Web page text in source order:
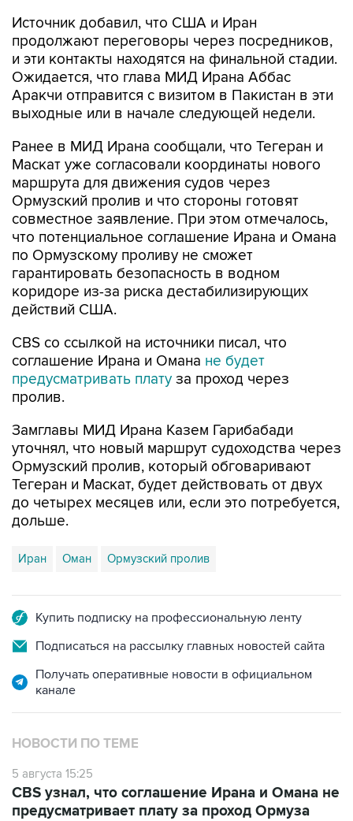
Источник добавил, что США и Иран
продолжают переговоры через посредников,
и эти контакты находятся на финальной стадии.
Ожидается, что глава МИД Ирана Аббас
Аракчи отправится с визитом в Пакистан в эти
выходные или в начале следующей недели.
Ранее в МИД Ирана сообщали, что Тегеран и
Маскат уже согласовали координаты нового
маршрута для движения судов через
Ормузский пролив и что стороны готовят
совместное заявление. При этом отмечалось,
что потенциальное соглашение Ирана и Омана
по Ормузскому проливу не сможет
гарантировать безопасность в водном
коридоре из-за риска дестабилизирующих
действий США.
CBS со ссылкой на источники писал, что
соглашение Ирана и Омана не будет
предусматривать плату за проход через
пролив.
Замглавы МИД Ирана Казем Гарибабади
уточнял, что новый маршрут судоходства через
Ормузский пролив, который обговаривают
Тегеран и Маскат, будет действовать от двух
до четырех месяцев или, если это потребуется,
дольше.
Иран Оман Ормузский пролив
Купить подписку на профессиональную ленту
Подписаться на рассылку главных новостей сайта
Получать оперативные новости в официальном
канале
НОВОСТИ ПО ТЕМЕ
5 августа 15:25
CBS узнал, что соглашение Ирана и Омана не
предусматривает плату за проход Ормуза